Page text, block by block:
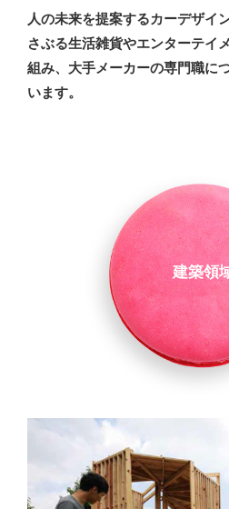
人の未来を提案するカーデザイ
さぶる生活雑貨やエンターテイ
組み、大手メーカーの専門職に
います。
建築領